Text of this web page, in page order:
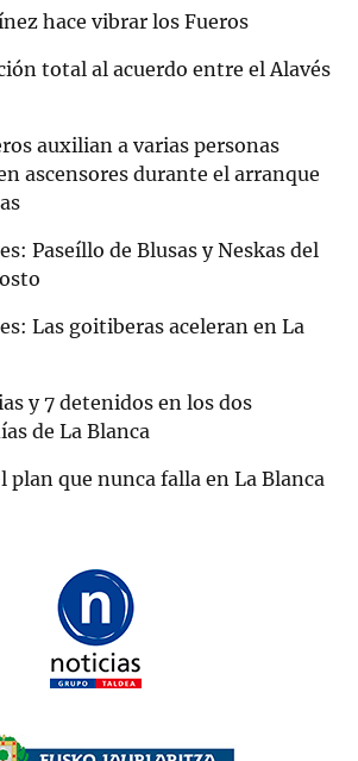
hace vibrar los Fueros
total al acuerdo entre el Alavés
auxilian a varias personas
ascensores durante el arranque
Paseíllo de Blusas y Neskas del
Las goitiberas aceleran en La
y 7 detenidos en los dos
de La Blanca
plan que nunca falla en La Blanca